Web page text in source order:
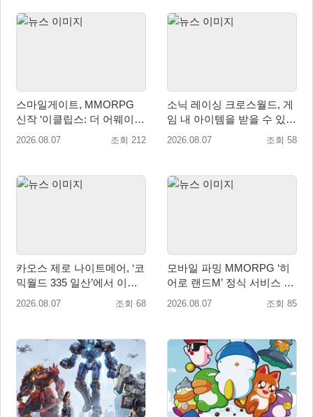
스마일게이트, MMORPG
신작 ‘이클립스: 더 어웨이크
닝’ 9월 10일 론칭!
2026.08.07 조회 212
소닉 레이싱 크로스월드, 게
임 내 아이템을 받을 수 있는
‘레전드 대회 라운드 7’ 개최!
2026.08.07 조회 58
카오스 제로 나이트메어, ‘코
믹월드 335 일산’에서 이용
자 소통 예고
2026.08.07 조회 68
모바일 파밍 MMORPG ‘히
어로 랜드M’ 정식 서비스 돌
입
2026.08.07 조회 85